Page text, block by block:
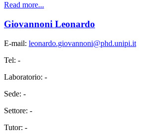
Read more...
Giovannoni Leonardo
E-mail: leonardo.giovannoni@phd.unipi.it
Tel: -
Laboratorio: -
Sede: -
Settore: -
Tutor: -